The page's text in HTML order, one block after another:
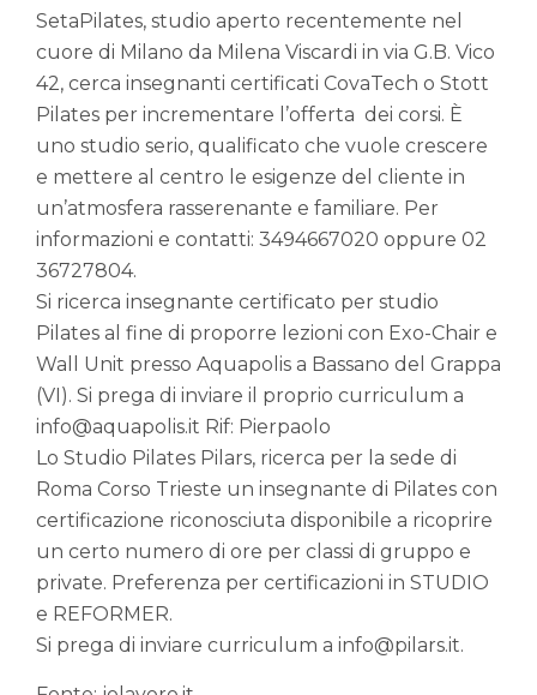
SetaPilates, studio aperto recentemente nel
cuore di Milano da Milena Viscardi in via G.B. Vico
42, cerca insegnanti certificati CovaTech o Stott
Pilates per incrementare l’offerta dei corsi. È
uno studio serio, qualificato che vuole crescere
e mettere al centro le esigenze del cliente in
un’atmosfera rasserenante e familiare. Per
informazioni e contatti: 3494667020 oppure 02
36727804.
Si ricerca insegnante certificato per studio
Pilates al fine di proporre lezioni con Exo-Chair e
Wall Unit presso Aquapolis a Bassano del Grappa
(VI). Si prega di inviare il proprio curriculum a
info@aquapolis.it Rif: Pierpaolo
Lo Studio Pilates Pilars, ricerca per la sede di
Roma Corso Trieste un insegnante di Pilates con
certificazione riconosciuta disponibile a ricoprire
un certo numero di ore per classi di gruppo e
private. Preferenza per certificazioni in STUDIO
e REFORMER.
Si prega di inviare curriculum a info@pilars.it.